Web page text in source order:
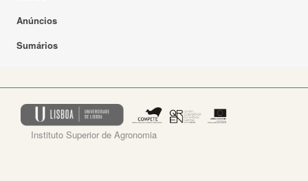
Anúncios
Sumários
Instituto Superior de Agronomia